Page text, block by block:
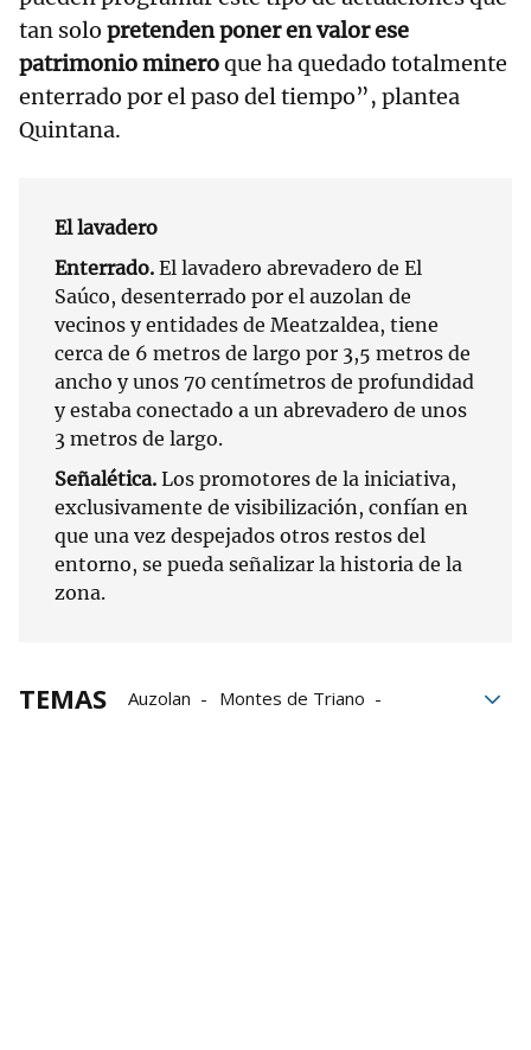
tan solo pretenden poner en valor ese
patrimonio mineroque ha quedado totalmente
enterrado por el paso del tiempo”, plantea
Quintana.
El lavadero
Enterrado. El lavadero abrevadero de El
Saúco, desenterrado por el auzolan de
vecinos y entidades de Meatzaldea, tiene
cerca de 6 metros de largo por 3,5 metros de
ancho y unos 70 centímetros de profundidad
y estaba conectado a un abrevadero de unos
3 metros de largo.
Señalética. Los promotores de la iniciativa,
exclusivamente de visibilización, confían en
que una vez despejados otros restos del
entorno, se pueda señalizar la historia de la
zona.
TEMAS Auzolan
Montes de Triano